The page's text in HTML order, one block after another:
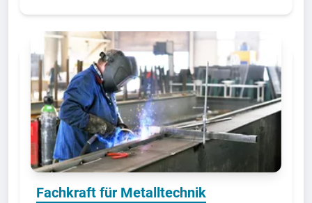
Fachkraft für Metalltechnik